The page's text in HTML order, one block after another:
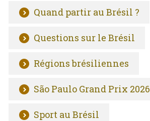
Quand partir au Brésil ?
Questions sur le Brésil
Régions brésiliennes
São Paulo Grand Prix 2026
Sport au Brésil